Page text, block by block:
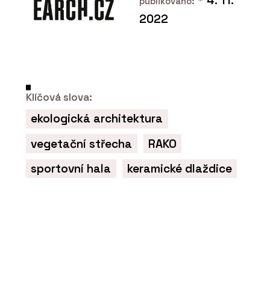
Série dlaždic RAVE - RAKO
2022
Klíčová slova:
ekologická architektura
vegetační střecha
RAKO
sportovní hala
keramické dlaždice